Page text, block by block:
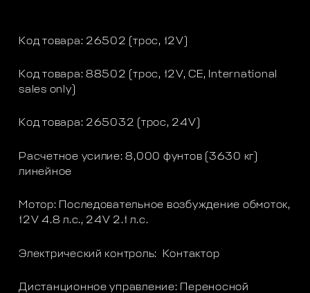
Код товара: 26502 (трос, 12V)
Код товара: 88502 (трос, 12V, CE, International
sales only)
Код товара: 265032 (трос, 24V)
Расчетное усилие: 8,000 фунтов (3630 кг)
линейное
Мотор: Последовательное возбуждение обмоток,
12V 4.8 л.с., 24V 2.1 л.с.
Электрический контроль: Контактор
Дистанционное управление: Переносной